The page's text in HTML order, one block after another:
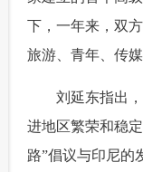
富媒体
新华电视中文
下，一年来，双
旅游、青年、传
刘延东指出，
进地区繁荣和稳
路”倡议与印尼的